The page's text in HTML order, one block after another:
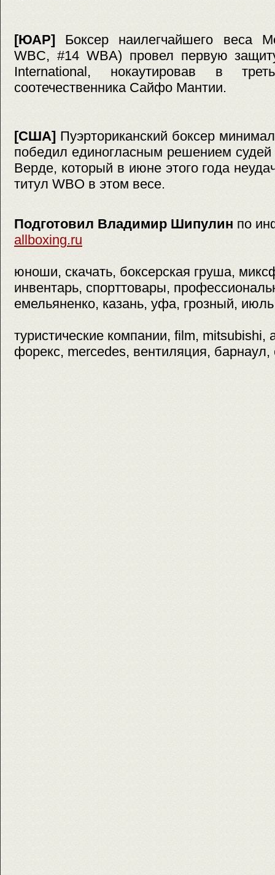
[ЮАР]
Боксер наилегчайшего веса
WBC, #14 WBA) провел первую
International, нокаутировав в
соотечественника Сайфо Мантии.
[США] Пуэрториканский боксер
победил единогласным решением
Верде, который в июне этого года
титул WBO в этом весе.
Подготовил Владимир Шипулин по
allboxing.ru
юноши, скачать, боксерская груша,
инвентарь, спорттовары,
емельяненко, казань, уфа, грозный,
туристические компании, film, mitsubishi,
форекс, mercedes, вентиляция, барнаул,